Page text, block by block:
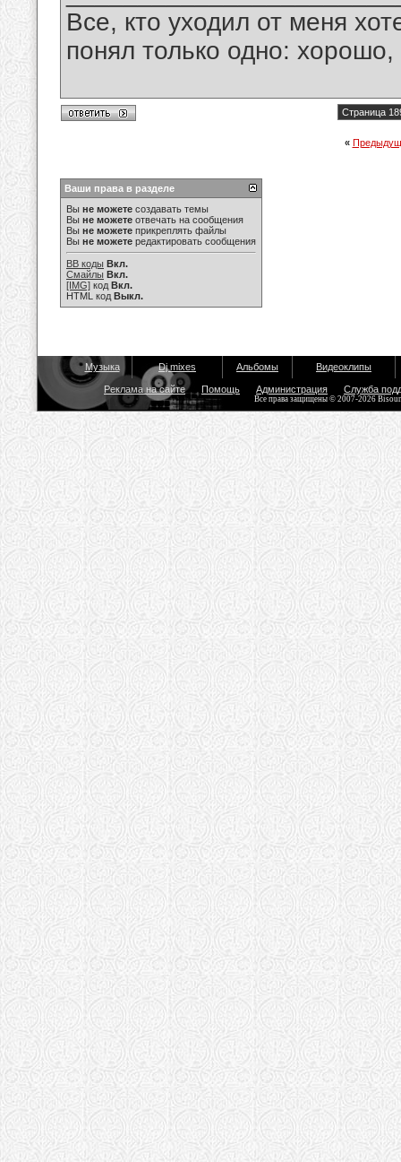
Все, кто уходил от меня
понял только одно:
Страница
«
Ваши права в разделе
Вы не можете создавать темы
Вы не можете отвечать на сообщения
Вы не можете прикреплять файлы
Вы не можете редактировать сообщения
BB коды Вкл.
Смайлы Вкл.
[IMG] код Вкл.
HTML код Выкл.
Музыка Dj mixes Альбомы Видеоклипы
Реклама на сайте Помощь Администрация Служба
Все права защищены © 2007-2026